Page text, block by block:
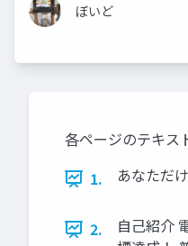
ぼいど
各ページのテキス
1.
あなただ
2.
自己紹介